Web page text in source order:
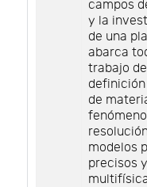
campos
y la
de una
abarca
trabajo
de
modelos
precisos